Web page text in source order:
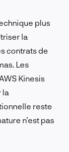
plus
la
contrats de
Les
Kinesis
la
reste
n’est pas